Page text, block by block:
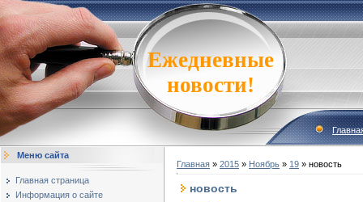
Ежедневные
новости!
Меню сайта
Главная страница
Информация о сайте
Главная » 2015 » Ноябрь » 19 » новость
новость